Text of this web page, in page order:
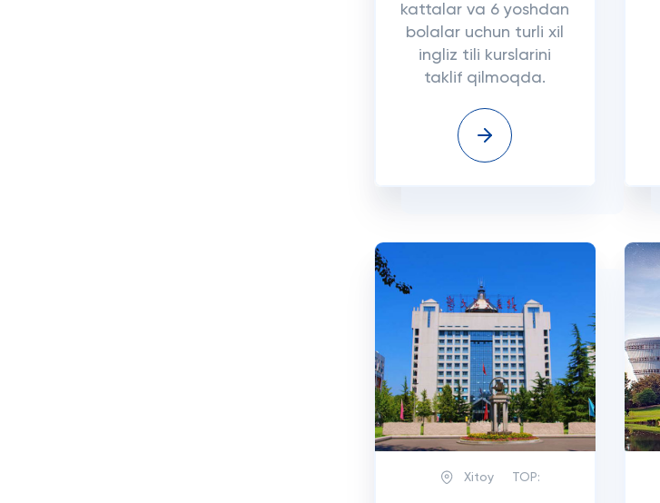
kattalar va 6 yoshdan
bolalar uchun turli xil
ingliz tili kurslarini
taklif qilmoqda.
Xitoy TOP: